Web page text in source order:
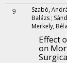
9 Szabó,
Balázs ;
Merkely, Béla
Effect
on